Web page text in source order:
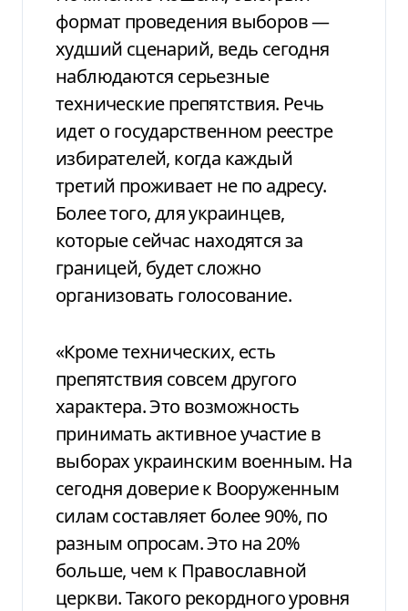
формат проведения выборов —
худший сценарий, ведь сегодня
наблюдаются серьезные
технические препятствия. Речь
идет о государственном реестре
избирателей, когда каждый
третий проживает не по адресу.
Более того, для украинцев,
которые сейчас находятся за
границей, будет сложно
организовать голосование.
«Кроме технических, есть
препятствия совсем другого
характера. Это возможность
принимать активное участие в
выборах украинским военным. На
сегодня доверие к Вооруженным
силам составляет более 90%, по
разным опросам. Это на 20%
больше, чем к Православной
церкви. Такого рекордного уровня